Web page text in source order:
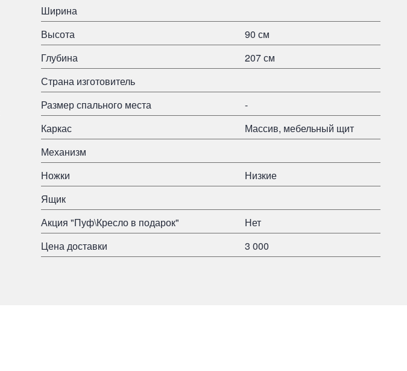
Ширина
Высота
90 см
Глубина
207 см
Страна изготовитель
Размер спального места
-
Каркас
Массив, мебельный щит
Механизм
Ножки
Низкие
Ящик
Акция "Пуф\Кресло в подарок"
Нет
Цена доставки
3 000